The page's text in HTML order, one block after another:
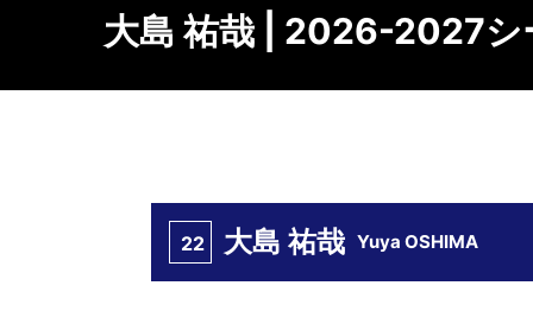
大島 祐哉 | 2026-2027シ
22 大島 祐哉 Yuya OSHIMA